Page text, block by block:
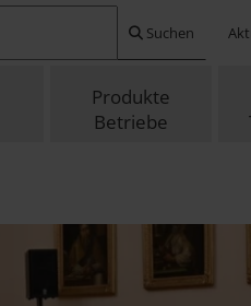
Suchen
Produkte
Betriebe